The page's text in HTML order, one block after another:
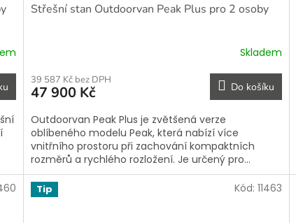
Střešní stan Outdoorvan Peak Plus pro 2 osoby
Skladem
39 587 Kč bez DPH
47 900 Kč Do košíku
Outdoorvan Peak Plus je zvětšená verze
oblíbeného modelu Peak, která nabízí více
vnitřního prostoru při zachování kompaktních
rozměrů a rychlého rozložení. Je určený pro...
Tip Kód: 11463